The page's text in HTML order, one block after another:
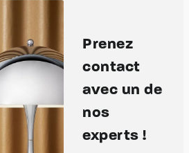
Prenez
contact
avec un de
nos
experts !